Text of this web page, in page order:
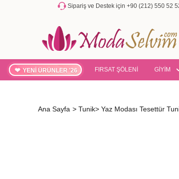
Sipariş ve Destek için +90 (212) 550 52
YENİ ÜRÜNLER '26 FIRSAT ŞÖLENİ GİYİM
Ana Sayfa > Tunik> Yaz Modası Tesettür